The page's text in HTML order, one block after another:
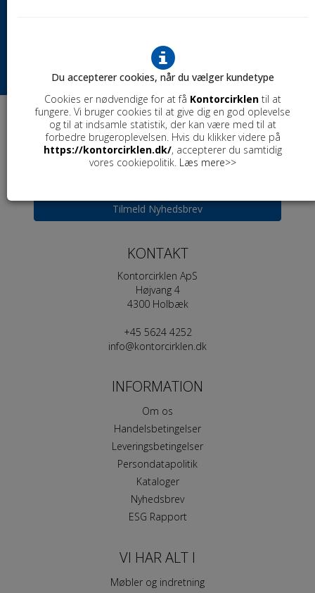
NYHEDSBREV
Få eksklusive gaver, tilbud og rabatter direkte i din
indbakke.
Tilmeld Nyhedsbrev
KONTAKT
Kontorcirklen ApS
Højvang 4
4300 Holbæk
+45 5624 4252
info@kontorcirklen.dk
INFORMATION
Om os
Handelsbetingelser
Leveringsbetingelser
Persondatapolitik
Kataloger
Nyhedsbrev
ESG Rapport
VI HAR ALT I
Møbler og indretning
Du accepterer cookies, når du vælger kundetype
Cookies er nødvendige for at få Kontorcirklen til at
fungere. Vi bruger cookies til at give dig en god oplevelse
og til at indsamle statistik, der kan være med til at
forbedre brugeroplevelsen. Hvis du klikker videre på
https://kontorcirklen.dk/, accepterer du samtidig
vores cookiepolitik. Læs mere>>